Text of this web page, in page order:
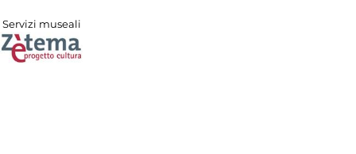
Servizi museali